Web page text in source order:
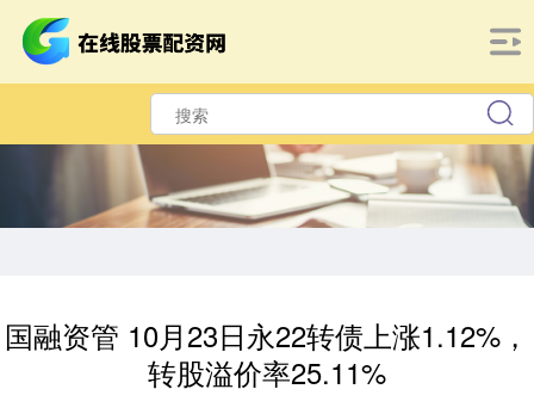
国融资管 10月23日永22转债上涨1.12%，
转股溢价率25.11%